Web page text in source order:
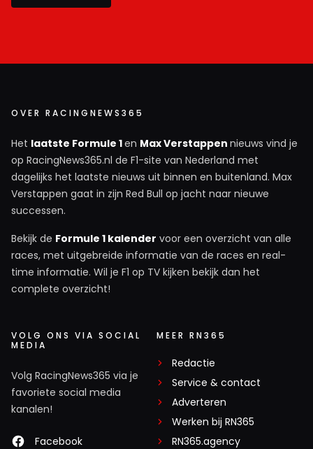
OVER RACINGNEWS365
Het laatste Formule 1en Max Verstappen nieuws vind je
op RacingNews365.nl de F1-site van Nederland met
dagelijks het laatste nieuws uit binnen en buitenland. Max
Verstappen gaat in zijn Red Bull op jacht naar nieuwe
successen.
Bekijk de Formule 1 kalender voor een overzicht van alle
races, met uitgebreide informatie van de races en real-
time informatie. Wil je F1 op TV kijken bekijk dan het
complete overzicht!
VOLG ONS VIA SOCIAL
MEDIA
Volg RacingNews365 via je
favoriete social media
kanalen!
Facebook
MEER RN365
Redactie
Service & contact
Adverteren
Werken bij RN365
RN365.agency